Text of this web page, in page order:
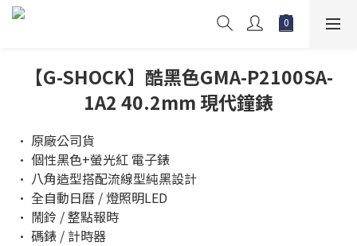
【G-SHOCK】酷黑色GMA-P2100SA-
1A2 40.2mm 現代鐘錶
• 原廠公司貨
• 個性黑色+螢光紅 電子錶
• 八角造型搭配流線型純黑設計
• 全自動日曆 / 燈照明LED
• 鬧鈴 / 整點報時
• 碼錶 / 計時器